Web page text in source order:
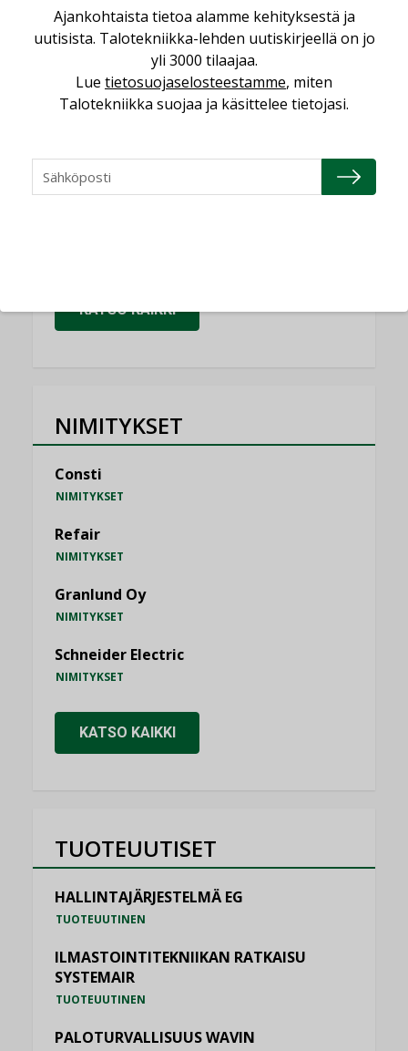
KOLUMNI
Yli miljoona kotia on vailla toimivaa
ilmanvaihtoa
KOLUMNI
KOLUMNI
KATSO KAIKKI
NIMITYKSET
Consti
NIMITYKSET
Refair
NIMITYKSET
Granlund Oy
NIMITYKSET
Schneider Electric
NIMITYKSET
KATSO KAIKKI
TUOTEUUTISET
HALLINTAJÄRJESTELMÄ EG
TUOTEUUTINEN
ILMASTOINTITEKNIIKAN RATKAISU
SYSTEMAIR
TUOTEUUTINEN
PALOTURVALLISUUS WAVIN
Ajankohtaista tietoa alamme kehityksestä ja
uutisista. Talotekniikka-lehden uutiskirjeellä on jo
yli 3000 tilaajaa.
Lue tietosuojaselosteestamme, miten
Talotekniikka suojaa ja käsittelee tietojasi.